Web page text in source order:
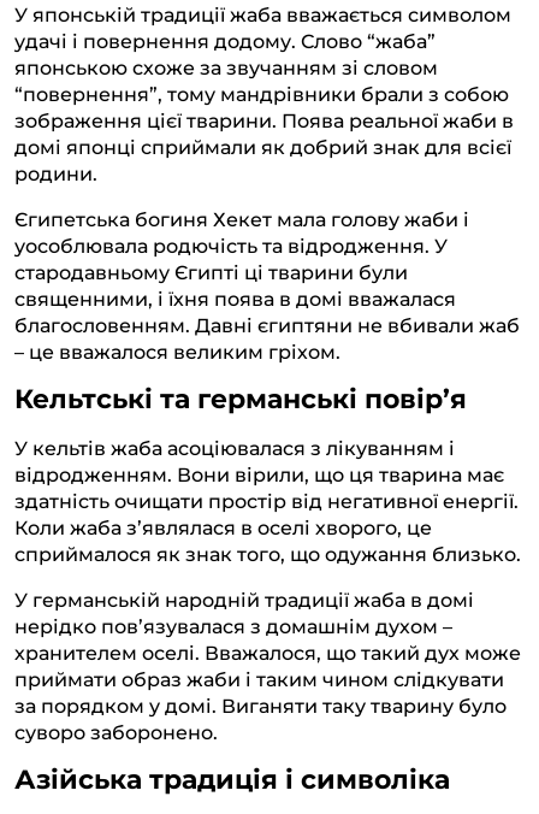
У японській традиції жаба вважається символом
удачі і повернення додому. Слово “жаба”
японською схоже за звучанням зі словом
“повернення”, тому мандрівники брали з собою
зображення цієї тварини. Поява реальної жаби в
домі японці сприймали як добрий знак для всієї
родини.
Єгипетська богиня Хекет мала голову жаби і
уособлювала родючість та відродження. У
стародавньому Єгипті ці тварини були
священними, і їхня поява в домі вважалася
благословенням. Давні єгиптяни не вбивали жаб
– це вважалося великим гріхом.
Кельтські та германські повір’я
У кельтів жаба асоціювалася з лікуванням і
відродженням. Вони вірили, що ця тварина має
здатність очищати простір від негативної енергії.
Коли жаба з’являлася в оселі хворого, це
сприймалося як знак того, що одужання близько.
У германській народній традиції жаба в домі
нерідко пов’язувалася з домашнім духом –
хранителем оселі. Вважалося, що такий дух може
приймати образ жаби і таким чином слідкувати
за порядком у домі. Виганяти таку тварину було
суворо заборонено.
Азійська традиція і символіка